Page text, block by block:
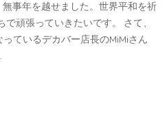
事年を越せました。世界平和を祈
頑張っていきたいです。 さて、
ているデカバー店長のMiMiさん